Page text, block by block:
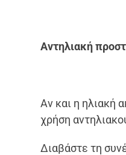
Αντηλιακή
Αν και η ηλιακή
χρήση
Διαβάστε τη